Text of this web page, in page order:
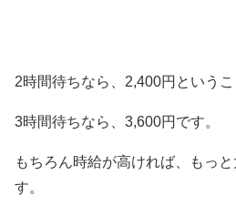
2時間待ちなら、2,400円というこ
3時間待ちなら、3,600円です。
もちろん時給が高ければ、もっ
す。